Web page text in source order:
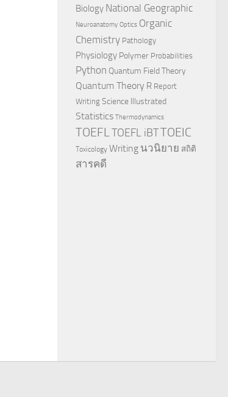
Biology National Geographic
Neuroanatomy Optics Organic
Chemistry Pathology
Physiology Polymer Probabilities
Python Quantum Field Theory
Quantum Theory R Report
Writing Science Illustrated
Statistics Thermodynamics
TOEFL TOEFL iBTTOEIC
Toxicology Writing นวนิยาย สถิติ
สารคดี